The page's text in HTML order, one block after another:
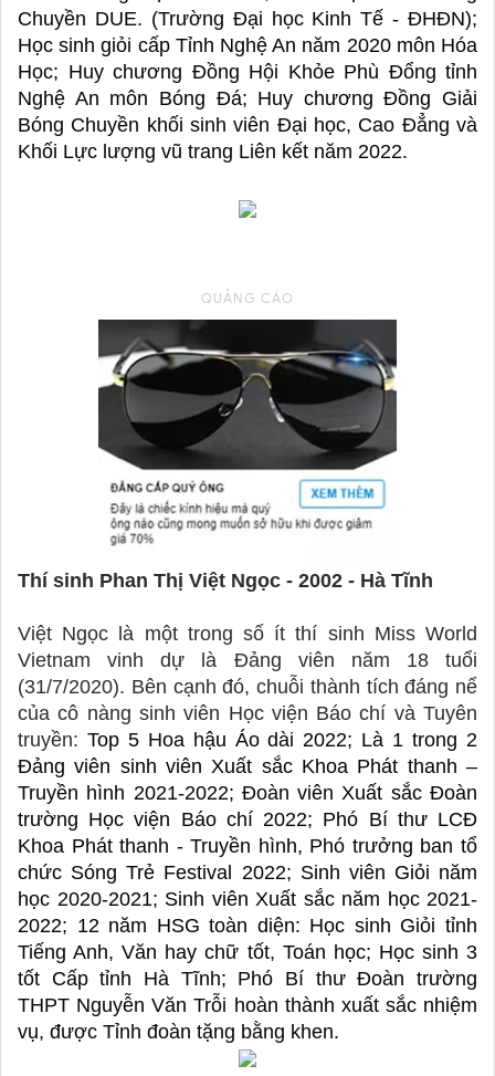
Chuyền DUE. (Trường Đại học Kinh Tế - ĐHĐN);
Học sinh giỏi cấp Tỉnh Nghệ An năm 2020 môn Hóa
Học; Huy chương Đồng Hội Khỏe Phù Đổng tỉnh
Nghệ An môn Bóng Đá; Huy chương Đồng Giải
Bóng Chuyền khối sinh viên Đại học, Cao Đẳng và
Khối Lực lượng vũ trang Liên kết năm 2022.
Thí sinh Phan Thị Việt Ngọc - 2002 - Hà Tĩnh
Việt Ngọc là một trong số ít thí sinh Miss World
Vietnam vinh dự là Đảng viên năm 18 tuổi
(31/7/2020). Bên cạnh đó, chuỗi thành tích đáng nể
của cô nàng sinh viên Học viện Báo chí và Tuyên
truyền: Top 5 Hoa hậu Áo dài 2022; Là 1 trong 2
Đảng viên sinh viên Xuất sắc Khoa Phát thanh –
Truyền hình 2021-2022; Đoàn viên Xuất sắc Đoàn
trường Học viện Báo chí 2022; Phó Bí thư LCĐ
Khoa Phát thanh - Truyền hình, Phó trưởng ban tổ
chức Sóng Trẻ Festival 2022; Sinh viên Giỏi năm
học 2020-2021; Sinh viên Xuất sắc năm học 2021-
2022; 12 năm HSG toàn diện: Học sinh Giỏi tỉnh
Tiếng Anh, Văn hay chữ tốt, Toán học; Học sinh 3
tốt Cấp tỉnh Hà Tĩnh; Phó Bí thư Đoàn trường
THPT Nguyễn Văn Trỗi hoàn thành xuất sắc nhiệm
vụ, được Tỉnh đoàn tặng bằng khen.